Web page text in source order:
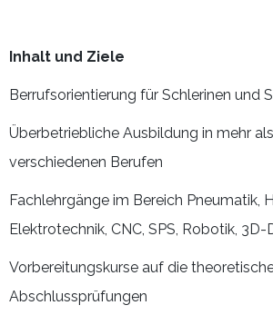
Inhalt und Ziele
Berrufsorientierung für Schlerinen und
Überbetriebliche Ausbildung in mehr
verschiedenen Berufen
Fachlehrgänge im Bereich Pneumatik,
Elektrotechnik, CNC, SPS, Robotik, 3D-
Vorbereitungskurse auf die
Abschlussprüfungen